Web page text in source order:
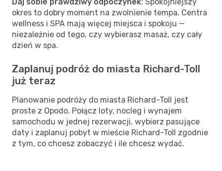
okres to dobry moment na zwolnienie tempa. Centra
wellness i SPA mają więcej miejsca i spokoju —
niezależnie od tego, czy wybierasz masaż, czy cały
dzień w spa.
Zaplanuj podróż do miasta Richard-Toll
już teraz
Planowanie podróży do miasta Richard-Toll jest
proste z Opodo. Połącz loty, nocleg i wynajem
samochodu w jednej rezerwacji, wybierz pasujące
daty i zaplanuj pobyt w mieście Richard-Toll zgodnie
z tym, co chcesz zobaczyć i ile chcesz wydać.